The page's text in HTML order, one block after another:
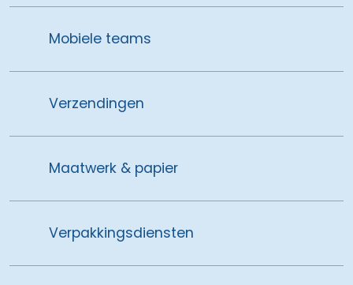
Mobiele teams
Verzendingen
Maatwerk & papier
Verpakkingsdiensten